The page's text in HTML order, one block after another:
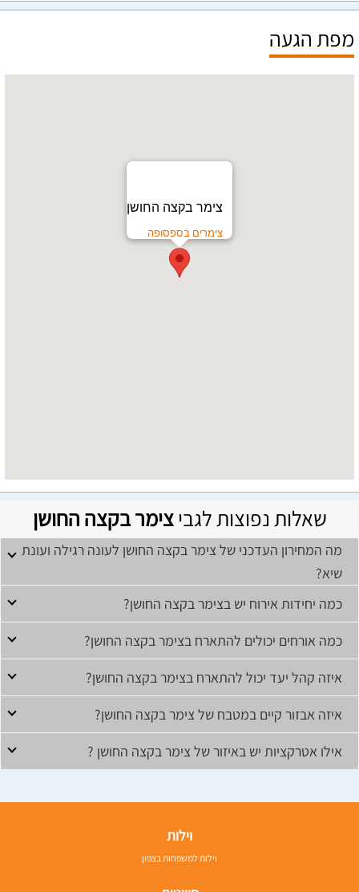
מפת הגעה
צימר בקצה החושן
צימרים בספסופה
שאלות נפוצות לגביצימר בקצה החושן
מה המחירון העדכני של צימר בקצה החושן לעונה רגילה ועונת
שיא?
כמה יחידות אירוח יש בצימר בקצה החושן?
כמה אורחים יכולים להתארח בצימר בקצה החושן?
איזה קהל יעד יכול להתארח בצימר בקצה החושן?
איזה אבזור קיים במטבח של צימר בקצה החושן?
אילו אטרקציות יש באיזור של צימר בקצה החושן ?
וילות
וילות למשפחות בצפון